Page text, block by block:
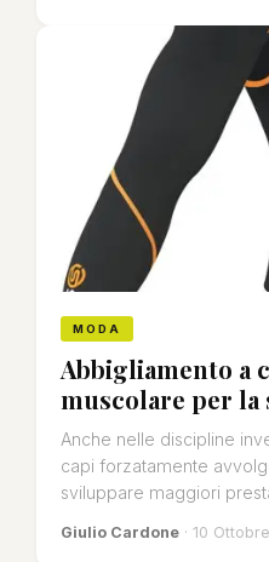
MODA
Abbigliamento a
muscolare per la
Anche nelle discipline
capi forzatamente
sviluppare maggiori
Giulio Cardone · 10